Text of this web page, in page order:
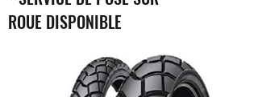
ROUE DISPONIBLE